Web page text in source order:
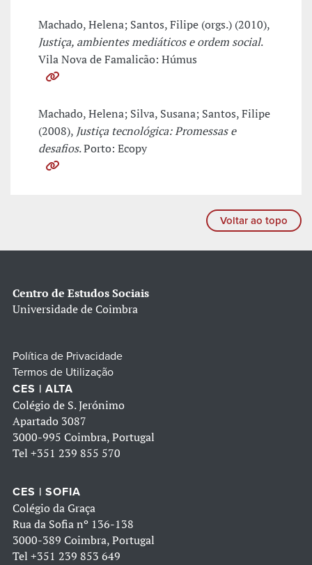
Machado, Helena; Santos, Filipe (orgs.) (2010),
Justiça, ambientes mediáticos e ordem social.
Vila Nova de Famalicão: Húmus
Machado, Helena; Silva, Susana; Santos, Filipe
(2008), Justiça tecnológica: Promessas e
desafios. Porto: Ecopy
Voltar ao topo
Centro de Estudos Sociais
Universidade de Coimbra
Política de Privacidade
Termos de Utilização
CES | ALTA
Colégio de S. Jerónimo
Apartado 3087
3000-995 Coimbra, Portugal
Tel +351 239 855 570
CES | SOFIA
Colégio da Graça
Rua da Sofia nº 136-138
3000-389 Coimbra, Portugal
Tel +351 239 853 649